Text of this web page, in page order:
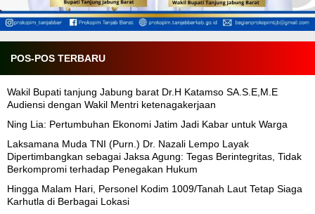
POS-POS TERBARU
Wakil Bupati tanjung Jabung barat Dr.H Katamso SA.S.E,M.E
Audiensi dengan Wakil Mentri ketenagakerjaan
Ning Lia: Pertumbuhan Ekonomi Jatim Jadi Kabar untuk Warga
Laksamana Muda TNI (Purn.) Dr. Nazali Lempo Layak
Dipertimbangkan sebagai Jaksa Agung: Tegas Berintegritas, Tidak
Berkompromi terhadap Penegakan Hukum
Hingga Malam Hari, Personel Kodim 1009/Tanah Laut Tetap Siaga
Karhutla di Berbagai Lokasi